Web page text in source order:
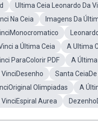
Ultima Ceia Leonardo Da
Na Ceia
Imagens Da
a Última Ceia
A Ultima
ParaColorir PDF
A
Santa
Olimpiadas
A
Aurea